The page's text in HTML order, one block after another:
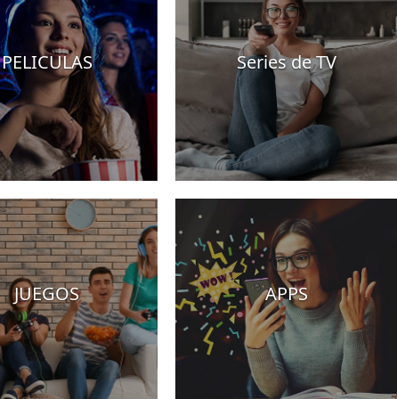
PELICULAS Series de TV
JUEGOS APPS